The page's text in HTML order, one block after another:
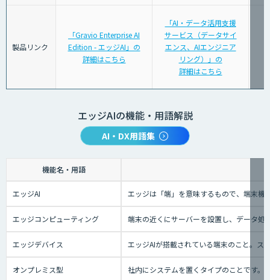
製品リンク
「Gravio Enterprise AI
Edition - エッジAI」の
詳細はこちら
「AI・データ活用支援
サービス（データサイ
エンス、AIエンジニア
リング）」の
詳細はこちら
エッジAIの機能・用語解説
AI・DX用語集
機能名・用語
エッジAI エッジは「端」を意味するもので、端末機
エッジコンピューティング 端末の近くにサーバーを設置し、データ処
エッジデバイス エッジAIが搭載されている端末のこと。ス
オンプレミス型 社内にシステムを置くタイプのことです